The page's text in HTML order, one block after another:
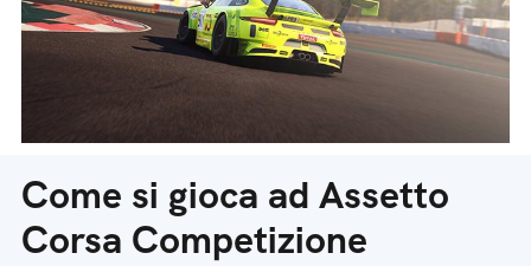
Come si gioca ad Assetto
Corsa Competizione